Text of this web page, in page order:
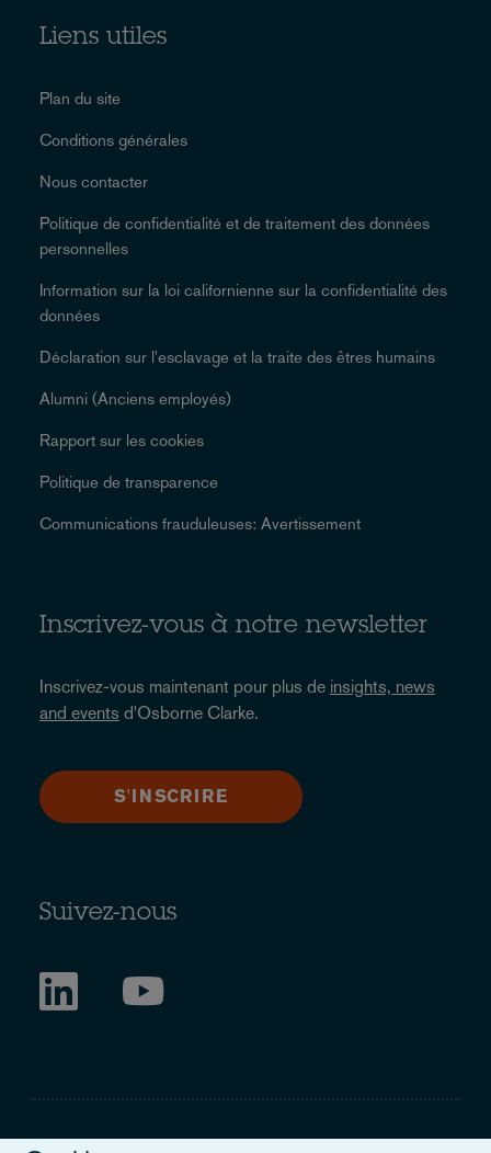
Liens utiles
Plan du site
Conditions générales
Nous contacter
Politique de confidentialité et de traitement des données
personnelles
Information sur la loi californienne sur la confidentialité des
données
Déclaration sur l'esclavage et la traite des êtres humains
Alumni (Anciens employés)
Rapport sur les cookies
Politique de transparence
Communications frauduleuses: Avertissement
Inscrivez-vous à notre newsletter
Inscrivez-vous maintenant pour plus de insights, news
and events d'Osborne Clarke.
S'INSCRIRE
Suivez-nous